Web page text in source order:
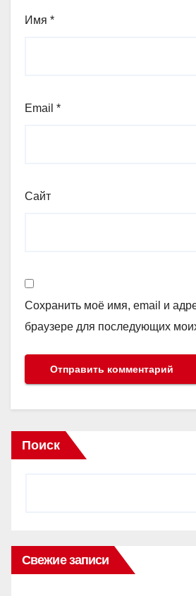
Имя *
Email *
Сайт
Сохранить моё имя, email и
браузере для последующих
Поиск
Свежие записи